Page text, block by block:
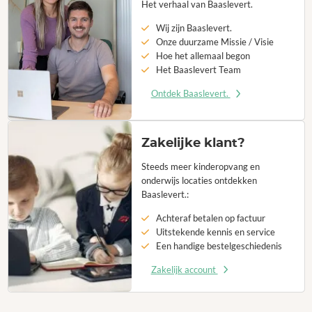
Het verhaal van Baaslevert.
Wij zijn Baaslevert.
Onze duurzame Missie / Visie
Hoe het allemaal begon
Het Baaslevert Team
Ontdek Baaslevert.
Zakelijke klant?
Steeds meer kinderopvang en
onderwijs locaties ontdekken
Baaslevert.:
Achteraf betalen op factuur
Uitstekende kennis en service
Een handige bestelgeschiedenis
Zakelijk account